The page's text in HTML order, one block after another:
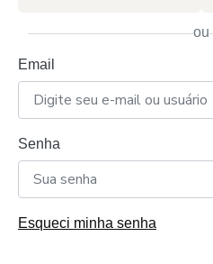
ou
Email
Senha
Esqueci minha senha